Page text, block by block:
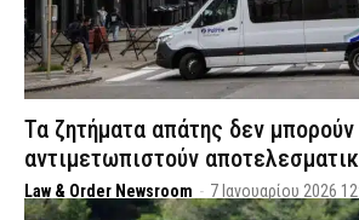
Τα ζητήματα απάτης δεν
αντιμετωπιστούν
Law & Order Newsroom - 7 Ιανουαρίου 2026